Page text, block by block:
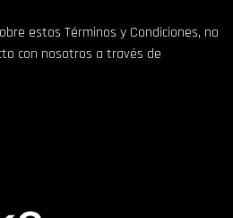
estos Términos y Condiciones, no
con nosotros a través de